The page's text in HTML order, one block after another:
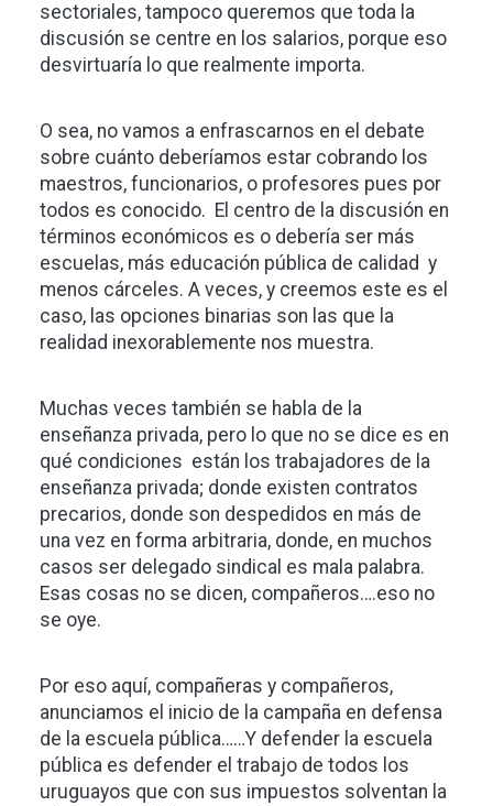
sectoriales, tampoco queremos que toda la
discusión se centre en los salarios, porque eso
desvirtuaría lo que realmente importa.
O sea, no vamos a enfrascarnos en el debate
sobre cuánto deberíamos estar cobrando los
maestros, funcionarios, o profesores pues por
todos es conocido. El centro de la discusión en
términos económicos es o debería ser más
escuelas, más educación pública de calidad y
menos cárceles. A veces, y creemos este es el
caso, las opciones binarias son las que la
realidad inexorablemente nos muestra.
Muchas veces también se habla de la
enseñanza privada, pero lo que no se dice es en
qué condiciones están los trabajadores de la
enseñanza privada; donde existen contratos
precarios, donde son despedidos en más de
una vez en forma arbitraria, donde, en muchos
casos ser delegado sindical es mala palabra.
Esas cosas no se dicen, compañeros….eso no
se oye.
Por eso aquí, compañeras y compañeros,
anunciamos el inicio de la campaña en defensa
de la escuela pública……Y defender la escuela
pública es defender el trabajo de todos los
uruguayos que con sus impuestos solventan la